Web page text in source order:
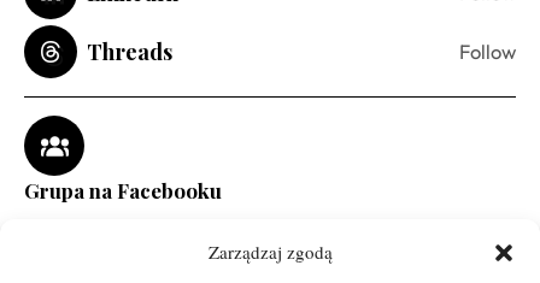
Zarządzaj zgodą
Threads Follow
Grupa na Facebooku